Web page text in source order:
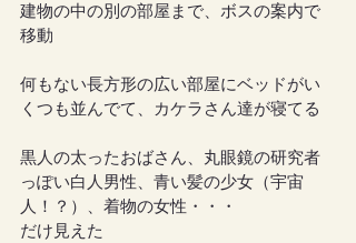
建物の中の別の部屋まで、ボスの案内で
移動
何もない長方形の広い部屋にベッドがい
くつも並んでて、カケラさん達が寝てる
黒人の太ったおばさん、丸眼鏡の研究者
っぽい白人男性、青い髪の少女（宇宙
人！？）、着物の女性・・・
だけ見えた